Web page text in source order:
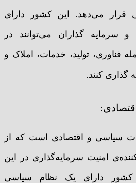
قرار می‌دهد. این کشور دارای
سرمایه گذاران می‌توانند در
فناوری، تولید، خدمات، املاک و
گذاری کنند.
سیاسی و اقتصادی است که از
امنیت سرمایه‌گذاری در این
دارای یک نظام سیاسی